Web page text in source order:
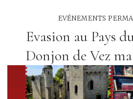
EVÉNEMENTS
Evasion au Pays
Donjon de Vez